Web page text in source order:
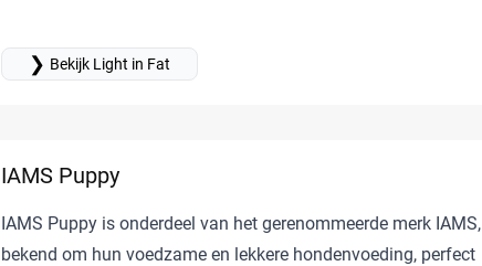
❯ Bekijk Light in Fat
IAMS Puppy
IAMS Puppy is onderdeel van het gerenommeerde merk IAMS,
bekend om hun voedzame en lekkere hondenvoeding, perfect